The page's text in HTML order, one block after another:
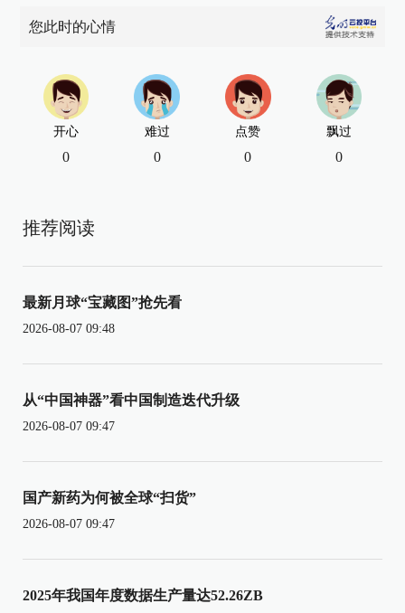
您此时的心情
开心
0
难过
0
点赞
0
飘过
0
推荐阅读
最新月球“宝藏图”抢先看
2026-08-07 09:48
从“中国神器”看中国制造迭代升级
2026-08-07 09:47
国产新药为何被全球“扫货”
2026-08-07 09:47
2025年我国年度数据生产量达52.26ZB